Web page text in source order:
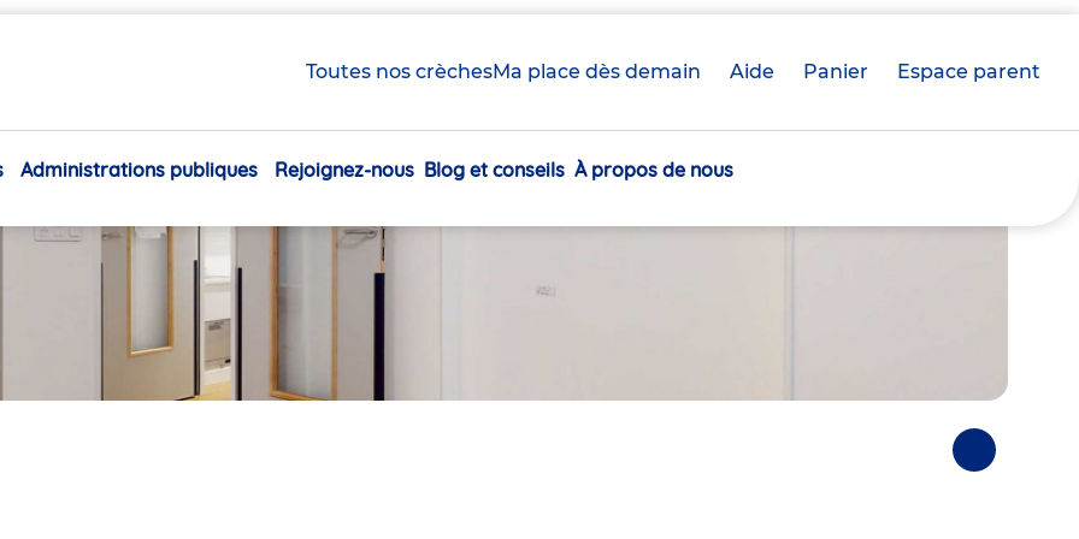
Toutes nos crèchesMa place dès demain Aide Panier crèche(s)
Espace parent
Navigation
Administrations publiques Rejoignez-nous Blog et conseils À propos de nous
Photos
suivantes